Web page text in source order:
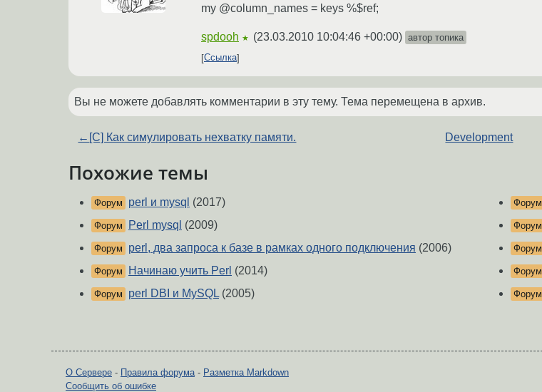
my @column_names = keys %$ref;
spdooh ★ (23.03.2010 10:04:46 +00:00) автор топика
Ссылка
Вы не можете добавлять комментарии в эту тему. Тема перемещена в архив.
← [C] Как симулировать нехватку памяти. Development
Похожие темы
Форум perl и mysql (2017)
Форум Perl mysql (2009)
Форум perl, два запроса к базе в рамках одного подключения (2006)
Форум Начинаю учить Perl (2014)
Форум perl DBI и MySQL(2005)
Форум
Форум
Форум
Форум
Форум
О Сервере - Правила форума- Разметка Markdown
Сообщить об ошибке